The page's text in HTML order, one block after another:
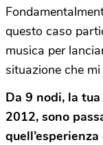
questo caso
musica per
situazione che
Da 9 nodi, la
2012, sono